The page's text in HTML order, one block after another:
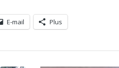
E-mail Plus